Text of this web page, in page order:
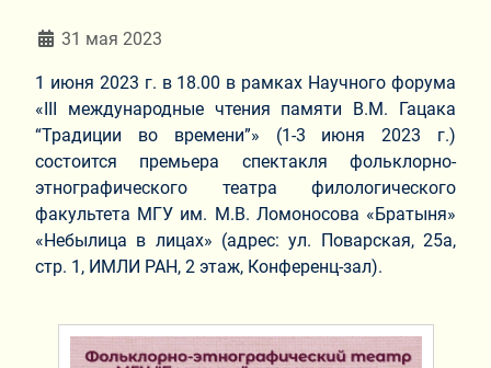
Информация о материале
31 мая 2023
1 июня 2023 г. в 18.00 в рамках Научного форума
«III международные чтения памяти В.М. Гацака
“Традиции во времени”» (1-3 июня 2023 г.)
состоится премьера спектакля фольклорно-
этнографического театра филологического
факультета МГУ им. М.В. Ломоносова «Братыня»
«Небылица в лицах» (адрес: ул. Поварская, 25а,
стр. 1, ИМЛИ РАН, 2 этаж, Конференц-зал).